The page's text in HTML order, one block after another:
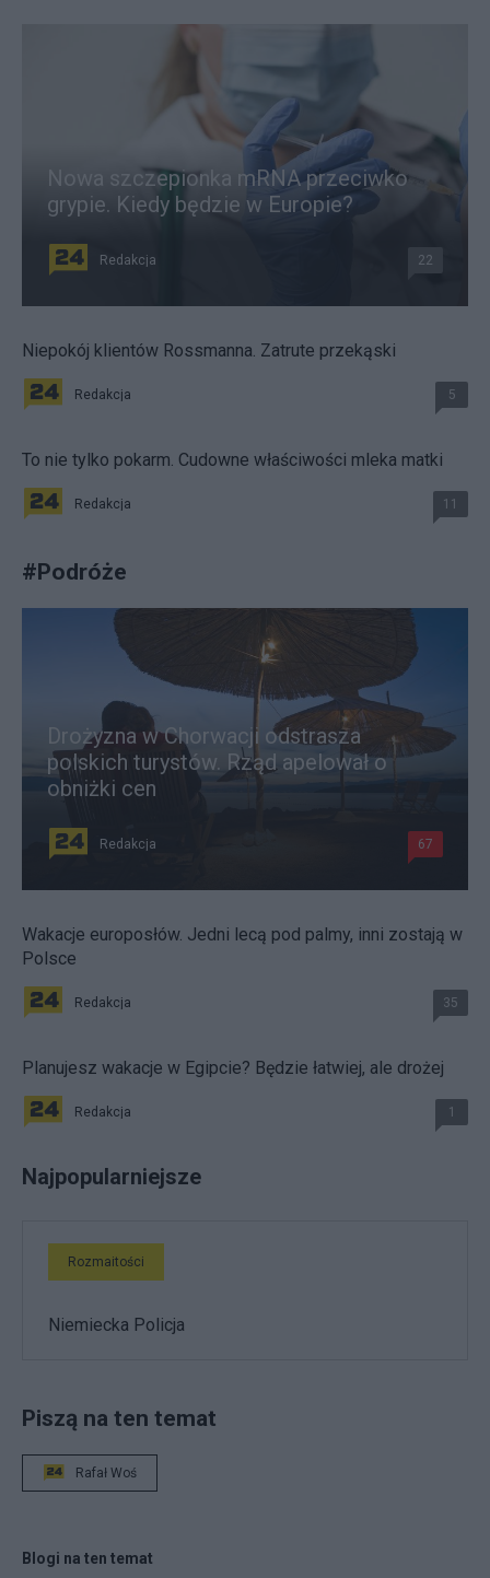
Nowa szczepionka mRNA przeciwko
grypie. Kiedy będzie w Europie?
Redakcja 22
Niepokój klientów Rossmanna. Zatrute przekąski
Redakcja 5
To nie tylko pokarm. Cudowne właściwości mleka matki
Redakcja 11
#Podróże
Drożyzna w Chorwacji odstrasza
polskich turystów. Rząd apelował o
obniżki cen
Redakcja 67
Wakacje europosłów. Jedni lecą pod palmy, inni zostają w
Polsce
Redakcja 35
Planujesz wakacje w Egipcie? Będzie łatwiej, ale drożej
Redakcja 1
Najpopularniejsze
Rozmaitości
Niemiecka Policja
Piszą na ten temat
Rafał Woś
Blogi na ten temat